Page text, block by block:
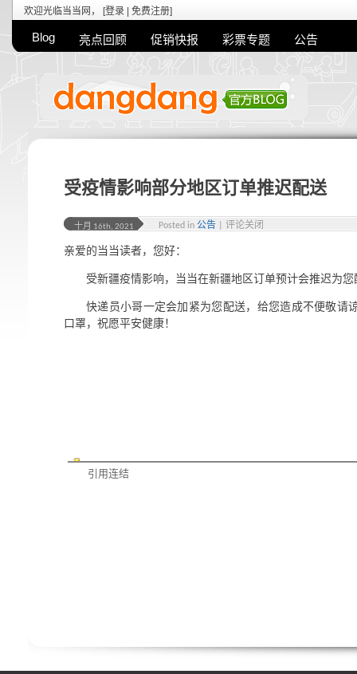
欢迎光临当当网， [登录 免费注册]
Blog 亮点回顾 促销快报 彩票专题 公告
受疫情影响部分地区订单推迟配送
十月 16th, 2021 Posted in 公告 评论关闭
亲爱的当当读者，您好：
受新疆疫情影响，当当在新疆地区订单预计会推迟为您
快递员小哥一定会加紧为您配送，给您造成不便敬请
口罩，祝愿平安健康！
引用连结